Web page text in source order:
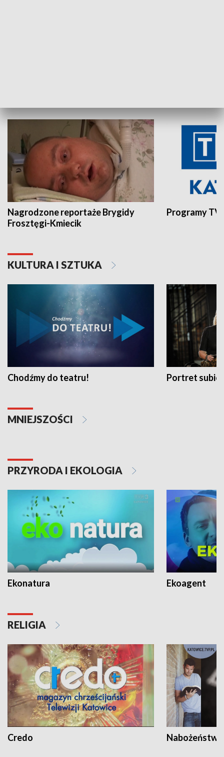
Nagrodzone reportaże Brygidy
Frosztęgi-Kmiecik
Programy
KULTURA I SZTUKA
Chodźmy do teatru! Portret
MNIEJSZOŚCI
PRZYRODA I EKOLOGIA
Ekonatura Ekoagent
RELIGIA
Credo